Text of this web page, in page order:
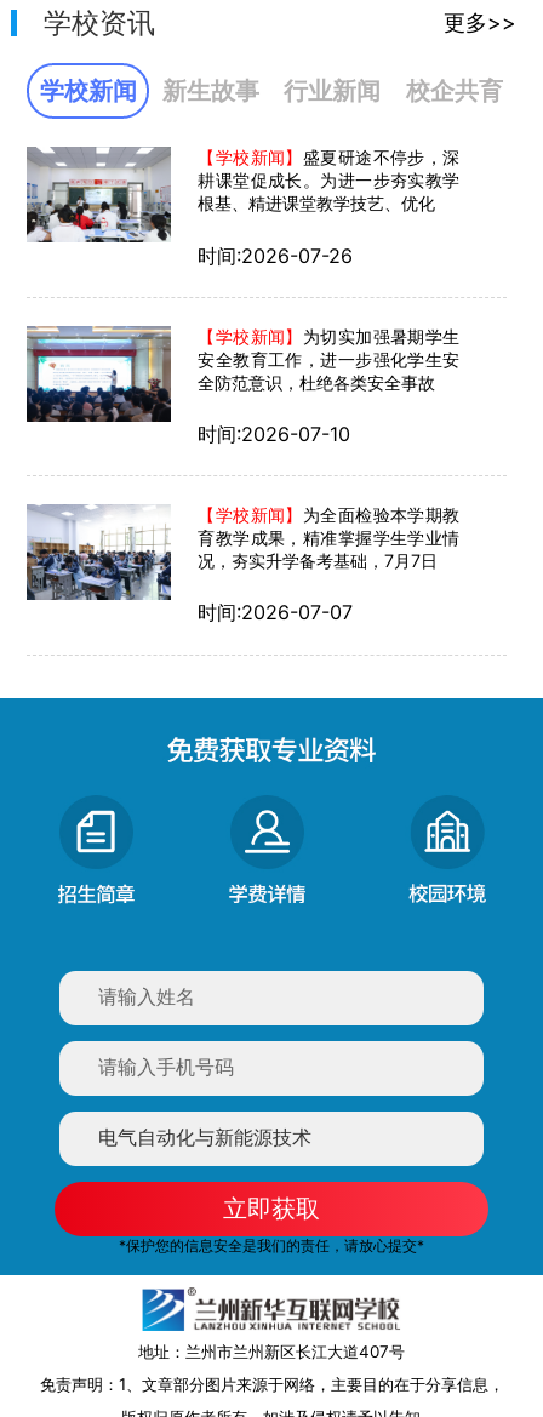
学校资讯 更多>>
学校新闻 新生故事 行业新闻 校企共育
【学校新闻】 盛夏研途不停步，深
耕课堂促成长。为进一步夯实教学
根基、精进课堂教学技艺、优化
时间:2026-07-26
【学校新闻】 为切实加强暑期学生
安全教育工作，进一步强化学生安
全防范意识，杜绝各类安全事故
时间:2026-07-10
【学校新闻】 为全面检验本学期教
育教学成果，精准掌握学生学业情
况，夯实升学备考基础，7月7日
时间:2026-07-07
立即获取
*保护您的信息安全是我们的责任，请放心提交*
地址：兰州市兰州新区长江大道407号
免责声明：1、文章部分图片来源于网络，主要目的在于分享信息，